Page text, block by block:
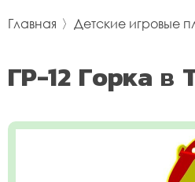
Главная 〉 Детские игровые
ГР-12 Горка в